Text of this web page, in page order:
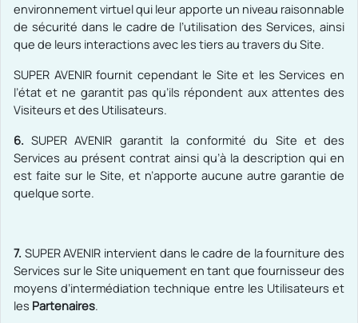
environnement virtuel qui leur apporte un niveau raisonnable
de sécurité dans le cadre de l’utilisation des Services, ainsi
que de leurs interactions avec les tiers au travers du Site.
SUPER AVENIR fournit cependant le Site et les Services en
l’état et ne garantit pas qu’ils répondent aux attentes des
Visiteurs et des Utilisateurs.
6.SUPER AVENIR garantit la conformité du Site et des
Services au présent contrat ainsi qu’à la description qui en
est faite sur le Site, et n’apporte aucune autre garantie de
quelque sorte.
7. SUPER AVENIR intervient dans le cadre de la fourniture des
Services sur le Site uniquement en tant que fournisseur des
moyens d’intermédiation technique entre les Utilisateurs et
les Partenaires.